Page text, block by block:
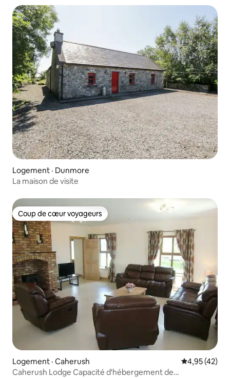
Logement · Dunmore
La maison de visite
Coup de cœur voyageurs
Coup de cœur voyageurs
Logement · Caherush Note
4,95 (42)
Caherush Lodge Capacité d'hébergement de